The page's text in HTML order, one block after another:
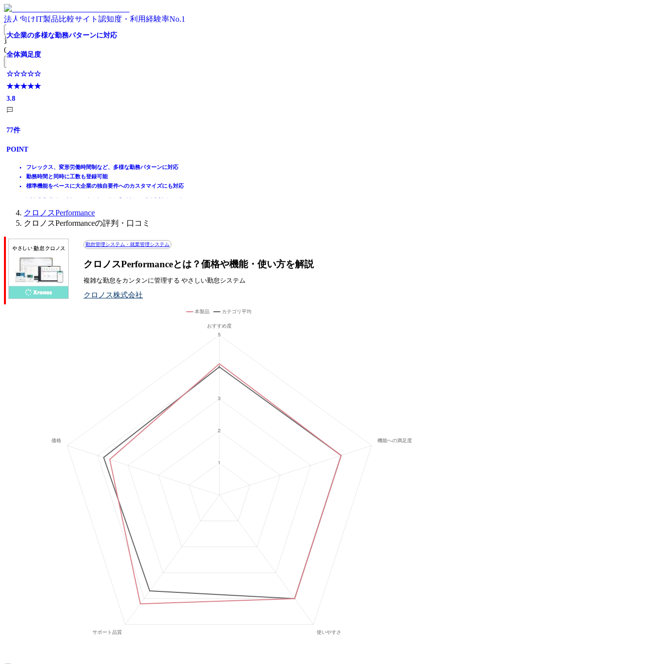
法人向けIT製品比較サイト 認知度・利用経験率No.1
資料請求リスト
0 件
製品を探す
動画で学ぶ
IT製品比較TOP
クロノスPerformance
クロノスPerformanceの評判・口コミ
勤怠管理システム・就業管理システム
クロノスPerformanceとは？価格や機能・使い方を解説
複雑な勤怠をカンタンに管理する やさしい勤怠システム
クロノス株式会社
無料で始める勤怠管理はジョブカン！10年連続業界No.1！
全体満足度
☆☆☆☆☆
★★★★★
4.0
1557件
POINT
基本プラン無料！2010年のサービス開始以来、値上げなし！
ジョブカン給与計算や他シリーズ連携でさらに効率化！
導入実績100,000社以上！ あらゆる業界、企業規模に対応可能！
導入シェアNo.1！アクティブユーザ4,400,000人！
全体満足度
☆☆☆☆☆
★★★★★
4.1
1108件
POINT
20年以上要望に応え続けた圧倒的信頼性。細かな要望に応えま
す。
導入から運用後も。豊富なノウハウと体制万全のサポート。
【人事の皆さまに選ばれて10年】ジンジャー勤怠
全体満足度
☆☆☆☆☆
★★★★★
3.8
469件
POINT
給与システムとの連携も簡単！
アプリもある！スマホやタブレットにも対応！
アップデート不要！法改正にも自動で対応！
440万人に選ばれた勤怠管理システム
全体満足度
☆☆☆☆☆
★★★★★
4.1
230件
POINT
勤怠管理システム シェアNo.1 / 利用者数440万人突破!
働き方改革で義務化となる 有給休暇、残業時間の管理ができる！
初期費用0円、300円 /人の従量課金制で導入しやすい
大規模シェアNo.1(3,000名以上規模)
全体満足度
☆☆☆☆☆
★★★★★
4.2
124件
POINT
選択自由！iPad、スマホ、パソコン等多種多様なタイムレコーダ
ー
実現します！柔軟なカスタマイズで独自ルールやニーズへも対応
ひとり100円ではじめる勤怠管理
全体満足度
☆☆☆☆☆
★★★★★
4.5
114件
POINT
業界最安の価格帯！月額1人100円のみで初期費用等は一切不要
有休管理・申請承認・法令遵守チェックなど充実した機能
メールサポート・電話サポート・チャットサポートも無料
勤務データをWeb上でタイムリーに確認！
全体満足度
☆☆☆☆☆
★★★★★
3.8
92件
POINT
20年以上にわたり勤怠管理サービスを提供してきた実績！
安全・安心のクラウドサービス！
専門知識豊富なスタッフがしっかりサポート！
大企業の多様な勤務パターンに対応
全体満足度
☆☆☆☆☆
★★★★★
3.8
77件
POINT
フレックス、変形労働時間制など、多様な勤務パターンに対応
勤務時間と同時に工数も登録可能
標準機能をベースに大企業の独自要件へのカスタマイズにも対応